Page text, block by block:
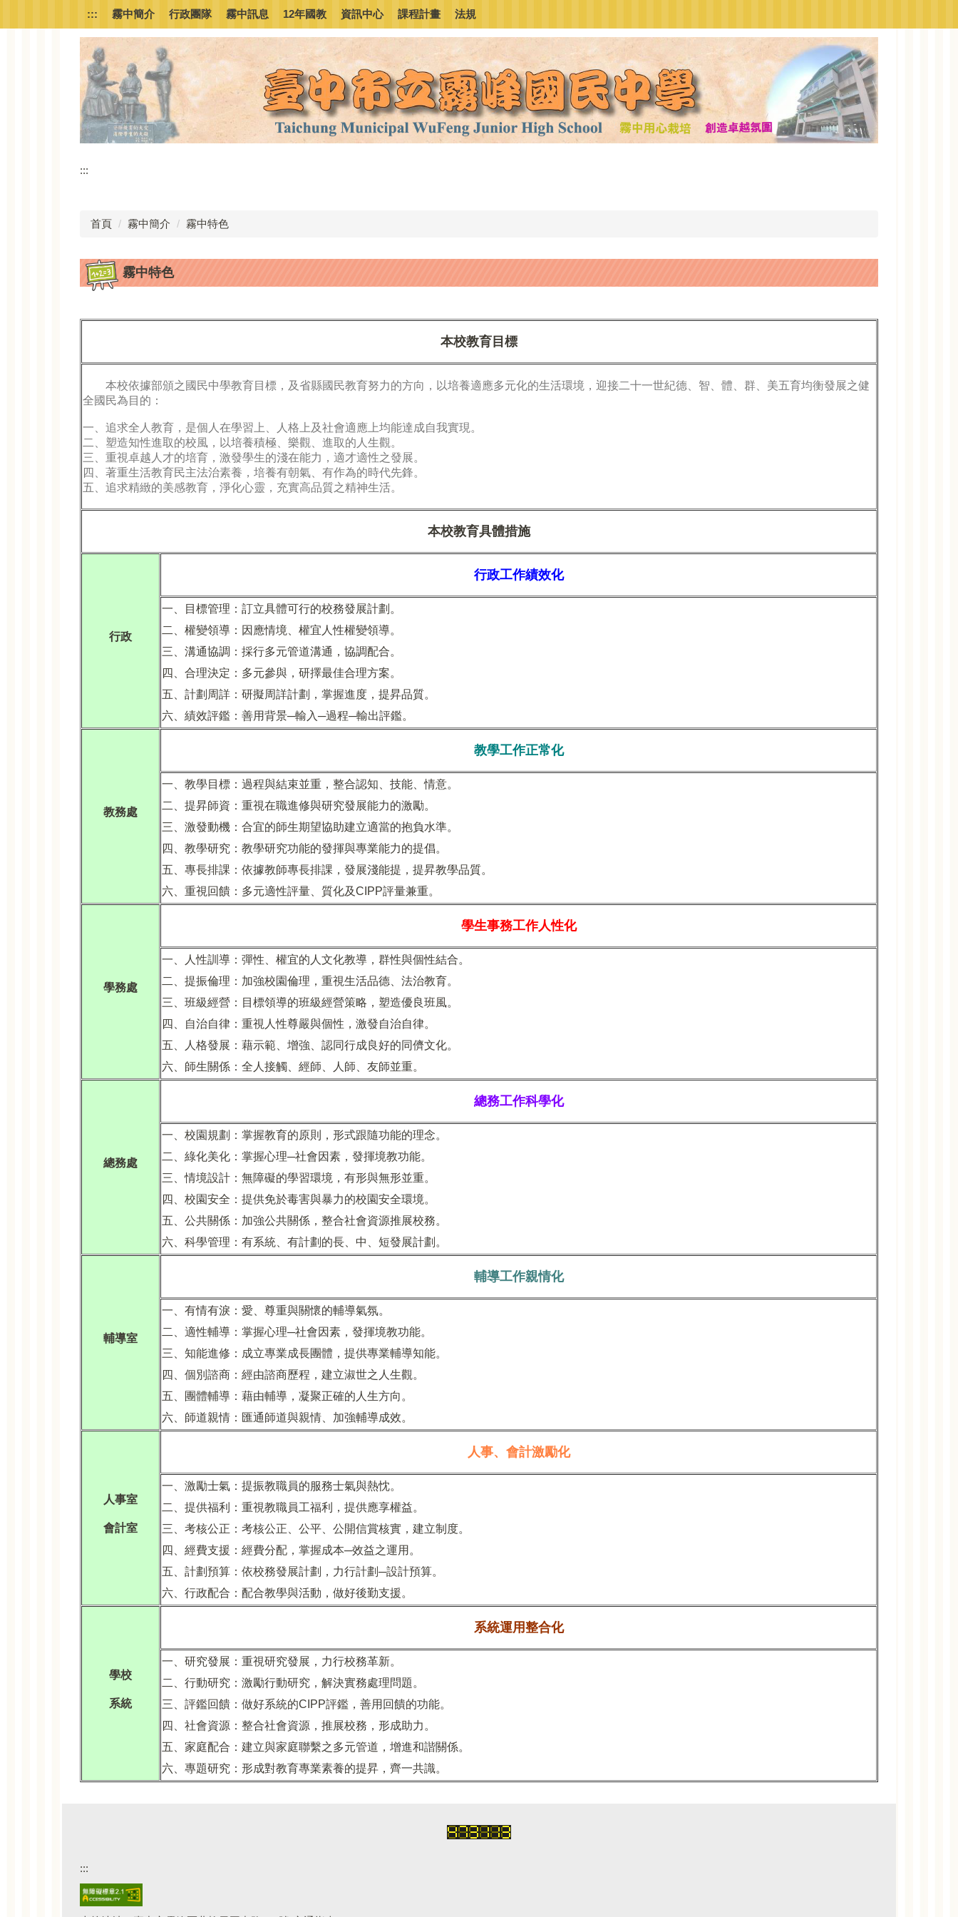
到
::: 霧中簡介 行政團隊 霧中訊息 12年國教 資訊中心 課程計畫 法規
:::
首頁 霧中簡介 霧中特色
霧中特色
本校教育目標
本校依據部頒之國民中學教育目標，及省縣國民教育努力的方向，以培養適應多元化的生活環境，迎接二十一世紀德、智、體、群、美五育均衡發展之健
全國民為目的：
一、追求全人教育，是個人在學習上、人格上及社會適應上均能達成自我實現。
二、塑造知性進取的校風，以培養積極、樂觀、進取的人生觀。
三、重視卓越人才的培育，激發學生的淺在能力，適才適性之發展。
四、著重生活教育民主法治素養，培養有朝氣、有作為的時代先鋒。
五、追求精緻的美感教育，淨化心靈，充實高品質之精神生活。
本校教育具體措施
行政
行政工作績效化
一、目標管理：訂立具體可行的校務發展計劃。
二、權變領導：因應情境、權宜人性權變領導。
三、溝通協調：採行多元管道溝通，協調配合。
四、合理決定：多元參與，研擇最佳合理方案。
五、計劃周詳：研擬周詳計劃，掌握進度，提昇品質。
六、績效評鑑：善用背景─輸入─過程─輸出評鑑。
教務處
教學工作正常化
一、教學目標：過程與結束並重，整合認知、技能、情意。
二、提昇師資：重視在職進修與研究發展能力的激勵。
三、激發動機：合宜的師生期望協助建立適當的抱負水準。
四、教學研究：教學研究功能的發揮與專業能力的提倡。
五、專長排課：依據教師專長排課，發展淺能提，提昇教學品質。
六、重視回饋：多元適性評量、質化及CIPP評量兼重。
學務處
學生事務工作人性化
一、人性訓導：彈性、權宜的人文化教導，群性與個性結合。
二、提振倫理：加強校園倫理，重視生活品德、法治教育。
三、班級經營：目標領導的班級經營策略，塑造優良班風。
四、自治自律：重視人性尊嚴與個性，激發自治自律。
五、人格發展：藉示範、增強、認同行成良好的同儕文化。
六、師生關係：全人接觸、經師、人師、友師並重。
總務處
總務工作科學化
一、校園規劃：掌握教育的原則，形式跟隨功能的理念。
二、綠化美化：掌握心理─社會因素，發揮境教功能。
三、情境設計：無障礙的學習環境，有形與無形並重。
四、校園安全：提供免於毒害與暴力的校園安全環境。
五、公共關係：加強公共關係，整合社會資源推展校務。
六、科學管理：有系統、有計劃的長、中、短發展計劃。
輔導室
輔導工作親情化
一、有情有淚：愛、尊重與關懷的輔導氣氛。
二、適性輔導：掌握心理─社會因素，發揮境教功能。
三、知能進修：成立專業成長團體，提供專業輔導知能。
四、個別諮商：經由諮商歷程，建立淑世之人生觀。
五、團體輔導：藉由輔導，凝聚正確的人生方向。
六、師道親情：匯通師道與親情、加強輔導成效。
人事室
會計室
人事、會計激勵化
一、激勵士氣：提振教職員的服務士氣與熱忱。
二、提供福利：重視教職員工福利，提供應享權益。
三、考核公正：考核公正、公平、公開信賞核實，建立制度。
四、經費支援：經費分配，掌握成本─效益之運用。
五、計劃預算：依校務發展計劃，力行計劃─設計預算。
六、行政配合：配合教學與活動，做好後勤支援。
學校
系統
系統運用整合化
一、研究發展：重視研究發展，力行校務革新。
二、行動研究：激勵行動研究，解決實務處理問題。
三、評鑑回饋：做好系統的CIPP評鑑，善用回饋的功能。
四、社會資源：整合社會資源，推展校務，形成助力。
五、家庭配合：建立與家庭聯繫之多元管道，增進和諧關係。
六、專題研究：形成對教育專業素養的提昇，齊一共識。
:::